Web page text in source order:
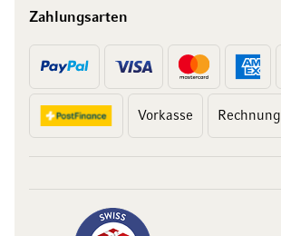
Zahlungsarten
Vorkasse Rechnung
10 Franken